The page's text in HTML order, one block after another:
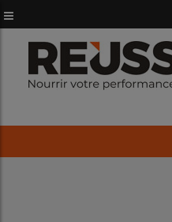
au
contenu
principal